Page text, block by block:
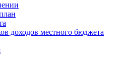
доходов местного бюджета